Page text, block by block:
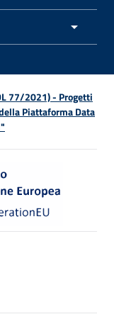
77/2021) - Progetti
Piattaforma Data